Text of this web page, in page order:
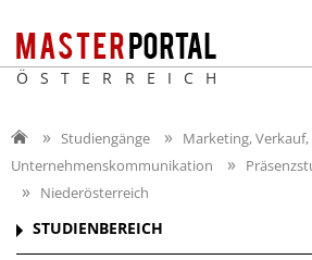
ÖSTERREICH
Studiengänge
Marketing, Verkauf,
Unternehmenskommunikation
Niederösterreich
STUDIENBEREICH